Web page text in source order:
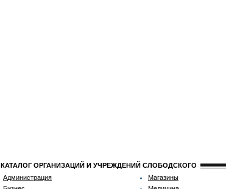
КАТАЛОГ ОРГАНИЗАЦИЙ И УЧРЕЖДЕНИЙ СЛОБОДСКОГО
Администрация
Магазины